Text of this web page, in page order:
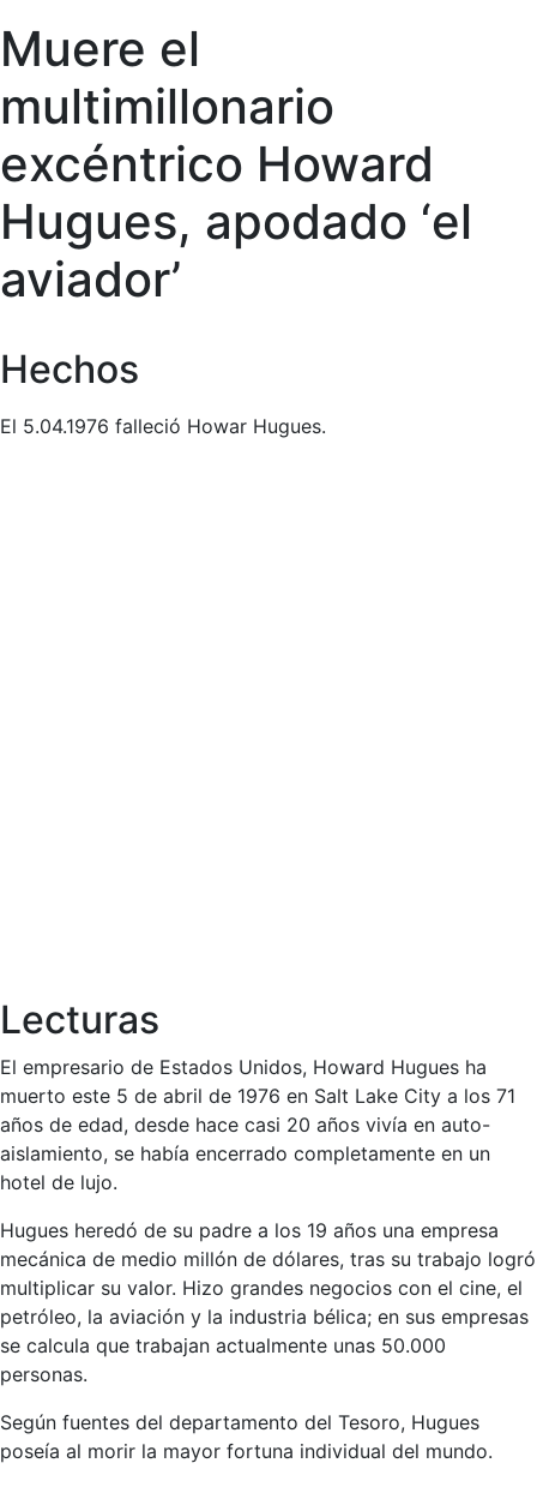
Muere el
multimillonario
excéntrico Howard
Hugues, apodado ‘el
aviador’
Hechos
El 5.04.1976 falleció Howar Hugues.
Lecturas
El empresario de Estados Unidos, Howard Hugues ha
muerto este 5 de abril de 1976 en Salt Lake City a los 71
años de edad, desde hace casi 20 años vivía en auto-
aislamiento, se había encerrado completamente en un
hotel de lujo.
Hugues heredó de su padre a los 19 años una empresa
mecánica de medio millón de dólares, tras su trabajo logró
multiplicar su valor. Hizo grandes negocios con el cine, el
petróleo, la aviación y la industria bélica; en sus empresas
se calcula que trabajan actualmente unas 50.000
personas.
Según fuentes del departamento del Tesoro, Hugues
poseía al morir la mayor fortuna individual del mundo.